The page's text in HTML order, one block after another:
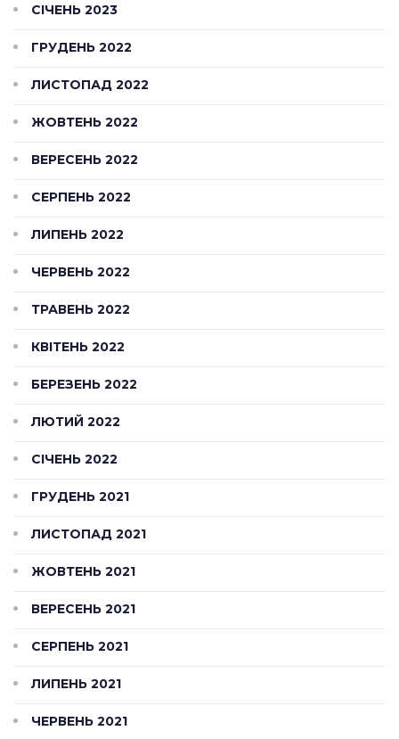
СІЧЕНЬ 2023
ГРУДЕНЬ 2022
ЛИСТОПАД 2022
ЖОВТЕНЬ 2022
ВЕРЕСЕНЬ 2022
СЕРПЕНЬ 2022
ЛИПЕНЬ 2022
ЧЕРВЕНЬ 2022
ТРАВЕНЬ 2022
КВІТЕНЬ 2022
БЕРЕЗЕНЬ 2022
ЛЮТИЙ 2022
СІЧЕНЬ 2022
ГРУДЕНЬ 2021
ЛИСТОПАД 2021
ЖОВТЕНЬ 2021
ВЕРЕСЕНЬ 2021
СЕРПЕНЬ 2021
ЛИПЕНЬ 2021
ЧЕРВЕНЬ 2021